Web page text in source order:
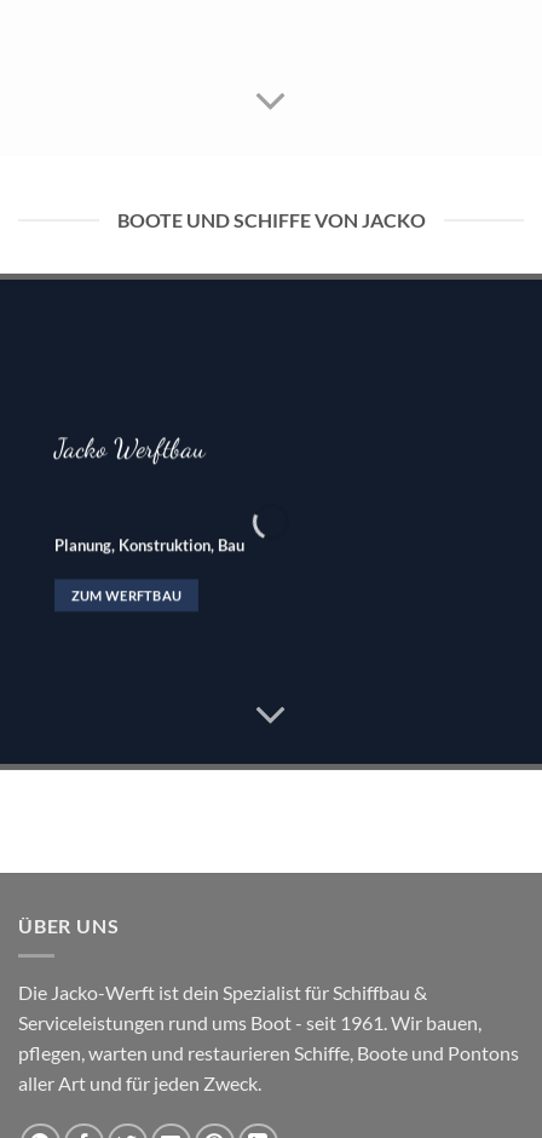
BOOTE UND SCHIFFE VON JACKO
Jacko Werftbau
Planung, Konstruktion, Bau
ZUM WERFTBAU
ÜBER UNS
Die Jacko-Werft ist dein Spezialist für Schiffbau &
Serviceleistungen rund ums Boot- seit 1961. Wir bauen,
pflegen, warten und restaurieren Schiffe, Boote und Pontons
aller Art und für jeden Zweck.